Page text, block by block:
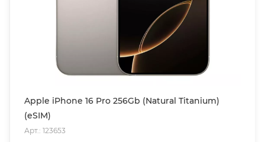
Apple iPhone 16 Pro 256Gb (Natural Titanium)
(eSIM)
Арт.: 123653